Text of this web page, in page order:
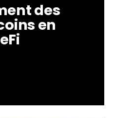
des
en